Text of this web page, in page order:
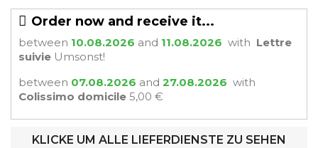
Order now and receive it...
between 10.08.2026 and 11.08.2026 with Lettre
suivie Umsonst!
between 07.08.2026 and 27.08.2026 with
Colissimo domicile 5,00 €
KLICKE UM ALLE LIEFERDIENSTE ZU SEHEN